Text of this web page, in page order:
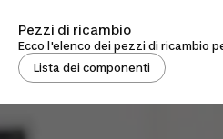
Pezzi di ricambio
Ecco l'elenco dei pezzi di ricambio
Lista dei componenti